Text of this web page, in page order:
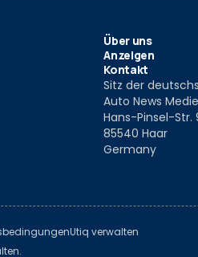
Über uns
Anzeigen
Kontakt
Sitz der
Auto News
Hans-Pinsel-Str.
85540 Haar
Germany
Utiq verwalten